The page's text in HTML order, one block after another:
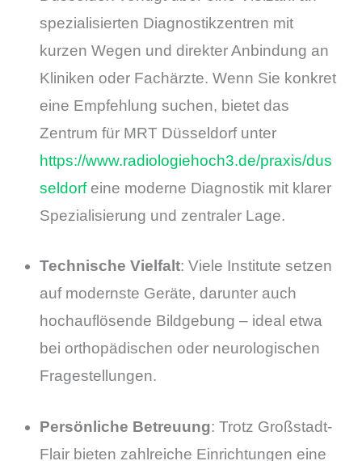
spezialisierten Diagnostikzentren mit
kurzen Wegen und direkter Anbindung an
Kliniken oder Fachärzte. Wenn Sie konkret
eine Empfehlung suchen, bietet das
Zentrum für MRT Düsseldorf unter
https://www.radiologiehoch3.de/praxis/dus
seldorfeine moderne Diagnostik mit klarer
Spezialisierung und zentraler Lage.
Technische Vielfalt: Viele Institute setzen
auf modernste Geräte, darunter auch
hochauflösende Bildgebung – ideal etwa
bei orthopädischen oder neurologischen
Fragestellungen.
Persönliche Betreuung: Trotz Großstadt-
Flair bieten zahlreiche Einrichtungen eine